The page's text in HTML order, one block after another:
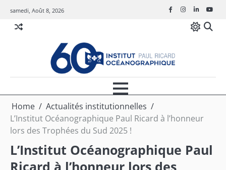
content
samedi, Août 8, 2026 FacebookInstagram
Linkedin
Home
Actualités institutionnelles
L’Institut Océanographique Paul Ricard à l’honneur
lors des Trophées du Sud 2025 !
L’Institut Océanographique Paul
Ricard à l’honneur lors des